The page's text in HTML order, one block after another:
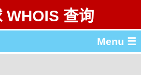
WHOIS 查询
Menu ☰